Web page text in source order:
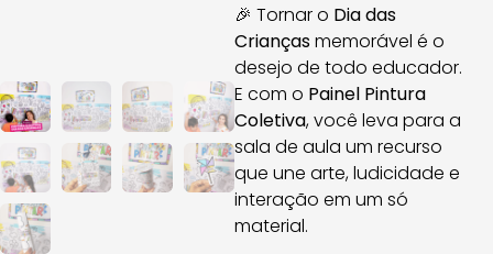
🎉 Tornar o Dia das
Criançasmemorável é o
desejo de todo educador.
E com o Painel Pintura
Coletiva, você leva para a
sala de aula um recurso
que une arte, ludicidade e
interação em um só
material.